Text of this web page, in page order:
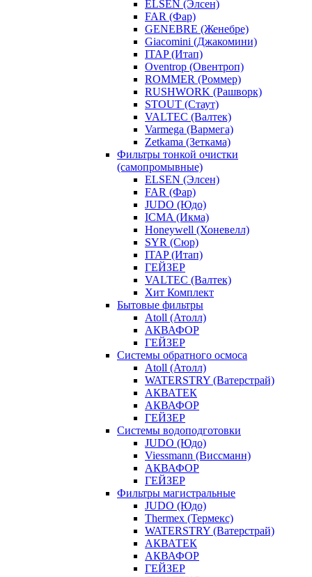
ELSEN (Элсен)
FAR (Фар)
GENEBRE (Женебре)
Giacomini (Джакомини)
ITAP (Итап)
Oventrop (Овентроп)
ROMMER (Роммер)
RUSHWORK (Рашворк)
STOUT (Стаут)
VALTEC (Валтек)
Varmega (Вармега)
Zetkama (Зеткама)
Фильтры тонкой очистки
(самопромывные)
ELSEN (Элсен)
FAR (Фар)
JUDO (Юдо)
ICMA (Икма)
Honeywell (Хоневелл)
SYR (Сюр)
ITAP (Итап)
ГЕЙЗЕР
VALTEC (Валтек)
Хит Комплект
Бытовые фильтры
Atoll (Атолл)
АКВАФОР
ГЕЙЗЕР
Системы обратного осмоса
Atoll (Атолл)
WATERSTRY (Ватерстрай)
АКВАТЕК
АКВАФОР
ГЕЙЗЕР
Системы водоподготовки
JUDO (Юдо)
Viessmann (Виссманн)
АКВАФОР
ГЕЙЗЕР
Фильтры магистральные
JUDO (Юдо)
Thermex (Термекс)
WATERSTRY (Ватерстрай)
АКВАТЕК
АКВАФОР
ГЕЙЗЕР